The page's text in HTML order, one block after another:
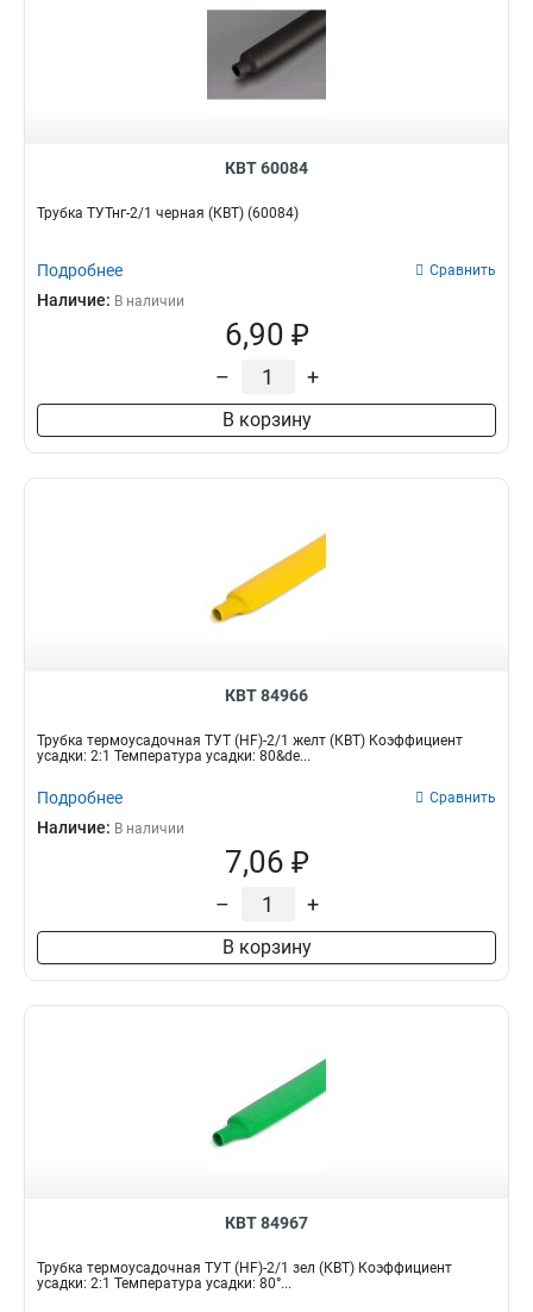
КВТ 60084
Трубка ТУТнг-2/1 черная (КВТ) (60084)
Подробнее Сравнить
Наличие: В наличии
6,90 ₽
– +
В корзину
КВТ 84966
Трубка термоусадочная ТУТ (HF)-2/1 желт (КВТ) Коэффициент
усадки: 2:1 Температура усадки: 80&de...
Подробнее Сравнить
Наличие: В наличии
7,06 ₽
– +
В корзину
КВТ 84967
Трубка термоусадочная ТУТ (HF)-2/1 зел (КВТ) Коэффициент
усадки: 2:1 Температура усадки: 80°...